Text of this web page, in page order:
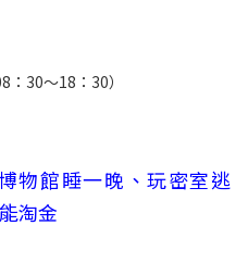
30～18：30）
物館睡一晚、玩密室逃
淘金